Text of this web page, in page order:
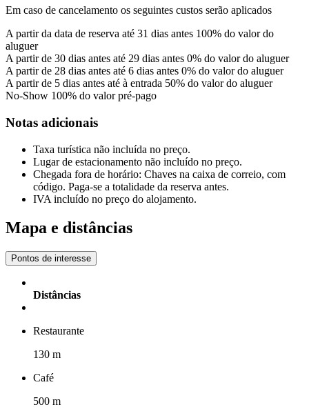
Em caso de cancelamento os seguintes custos serão aplicados
A partir da data de reserva até 31 dias antes 100% do valor do
aluguer
A partir de 30 dias antes até 29 dias antes 0% do valor do aluguer
A partir de 28 dias antes até 6 dias antes 0% do valor do aluguer
A partir de 5 dias antes até à entrada 50% do valor do aluguer
No-Show 100% do valor pré-pago
Notas adicionais
Taxa turística não incluída no preço.
Lugar de estacionamento não incluído no preço.
Chegada fora de horário: Chaves na caixa de correio, com
código. Paga-se a totalidade da reserva antes.
IVA incluído no preço do alojamento.
Mapa e distâncias
Pontos de interesse
Distâncias
Restaurante
130 m
Café
500 m